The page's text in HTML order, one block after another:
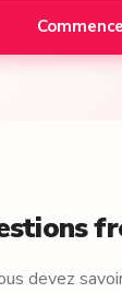
devez